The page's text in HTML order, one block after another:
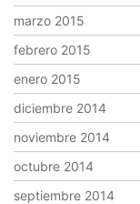
marzo 2015
febrero 2015
enero 2015
diciembre 2014
noviembre 2014
octubre 2014
septiembre 2014